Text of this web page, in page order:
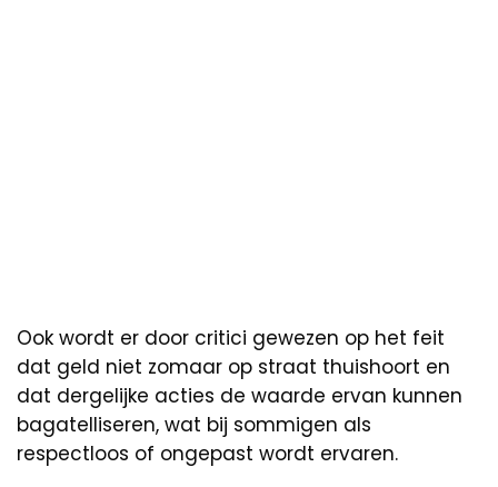
Ook wordt er door critici gewezen op het feit
dat geld niet zomaar op straat thuishoort en
dat dergelijke acties de waarde ervan kunnen
bagatelliseren, wat bij sommigen als
respectloos of ongepast wordt ervaren.